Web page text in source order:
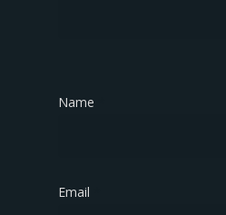
Name
Email